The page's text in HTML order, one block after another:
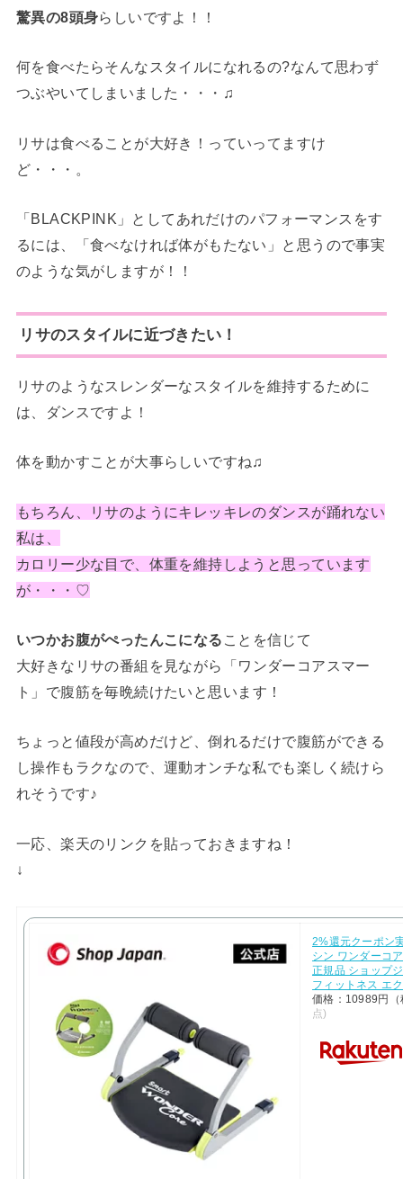
驚異の8頭身らしいですよ！！
何を食べたらそんなスタイルになれるの?なんて思わず
つぶやいてしまいました・・・♫
リサは食べることが大好き！っていってますけ
ど・・・。
「BLACKPINK」としてあれだけのパフォーマンスをす
るには、「食べなければ体がもたない」と思うので事実
のような気がしますが！！
リサのスタイルに近づきたい！
リサのようなスレンダーなスタイルを維持するために
は、ダンスですよ！
体を動かすことが大事らしいですね♫
もちろん、リサのようにキレッキレのダンスが踊れない
私は、
カロリー少な目で、体重を維持しようと思っています
が・・・♡
いつかお腹がぺったんこになる ことを信じて
大好きなリサの番組を見ながら
「ワンダーコアスマー
ト」 で腹筋を毎晩続けたいと思います！
ちょっと値段が高めだけど、倒れるだけで腹筋ができる
し操作もラクなので、運動オンチな私でも楽しく続けら
れそうです♪
一応、楽天のリンクを貼っておきますね！
↓
2%還元クーポン
シン ワンダーコ
正規品 ショップ
フィットネス エ
価格：10989円
点)